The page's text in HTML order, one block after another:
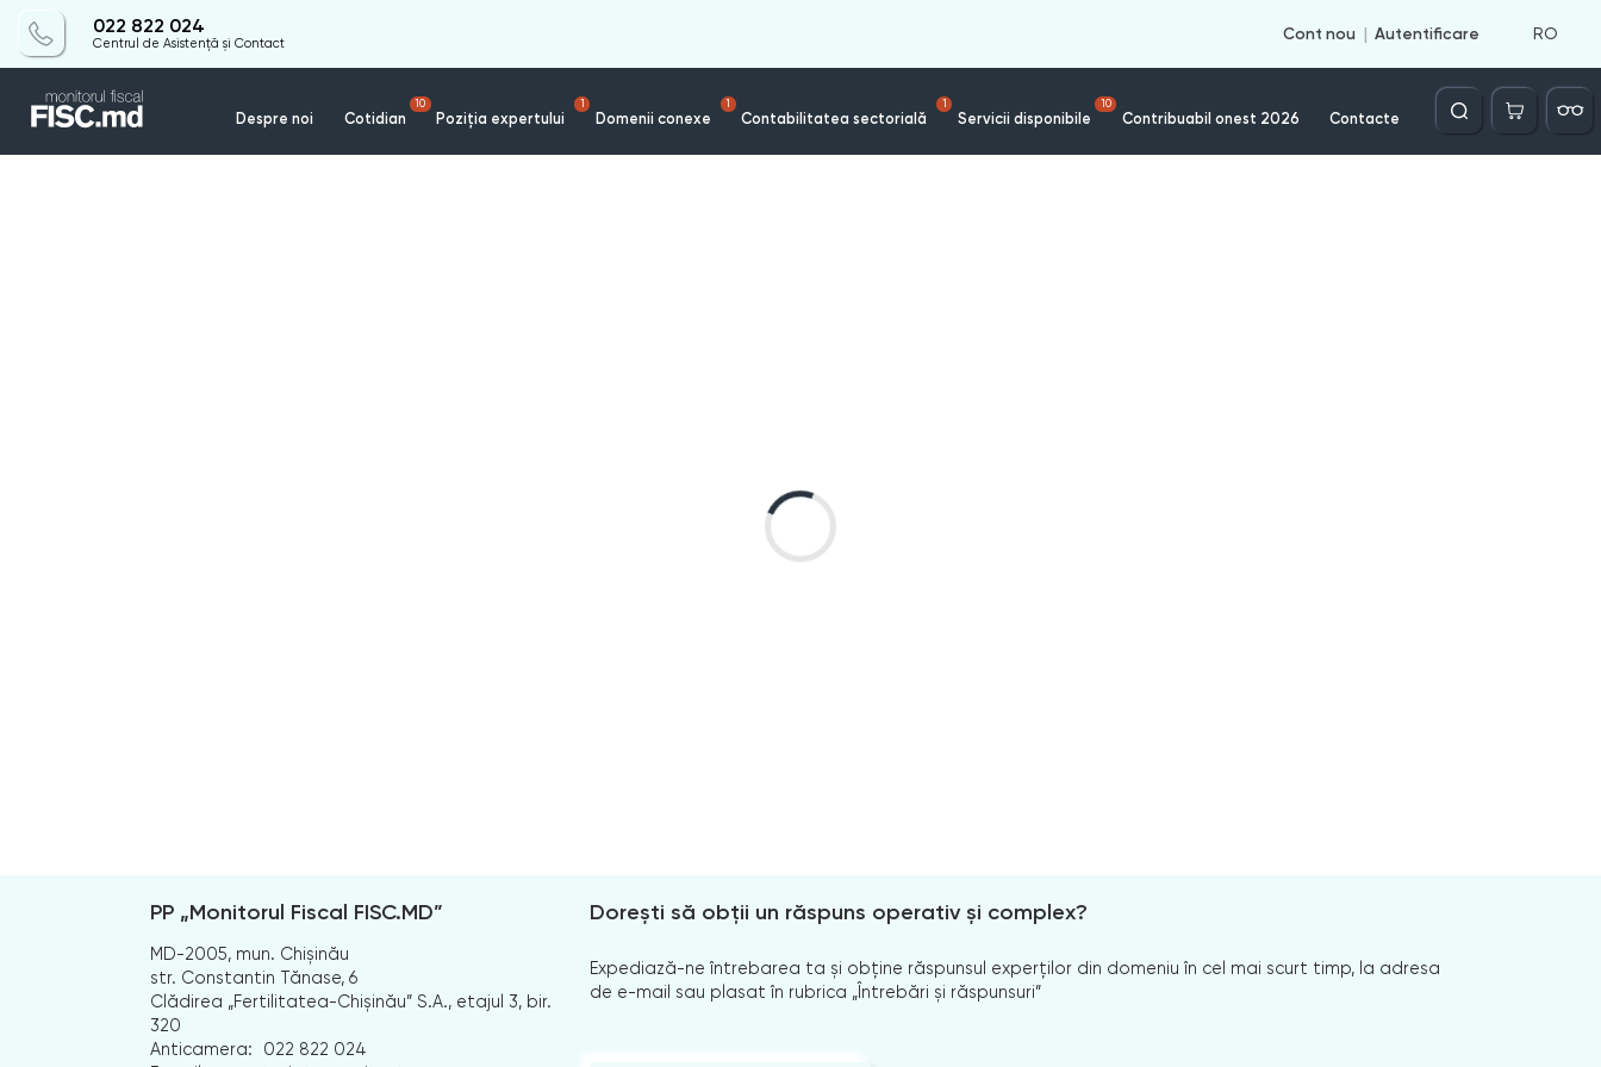
022 822 024
Centrul de Asistență și Contact
Cont nou Autentificare RO
Despre noi Cotidian
10
Poziția expertului
1
Domenii conexe
1
Contabilitatea sectorială
1
Servicii disponibile
10
Contribuabil onest 2026 Contacte
Căutare
PP „Monitorul Fiscal FISC.MD”
MD-2005, mun. Chișinău
str. Constantin Tănase, 6
Clădirea „Fertilitatea-Chișinău” S.A., etajul 3, bir.
320
Anticamera:
022 822 024
Dorești să obții un răspuns operativ și complex?
Expediază-ne întrebarea ta și obține răspunsul experților din domeniu în cel mai scurt timp, la adresa
de e-mail sau plasat în rubrica „Întrebări și răspunsuri”